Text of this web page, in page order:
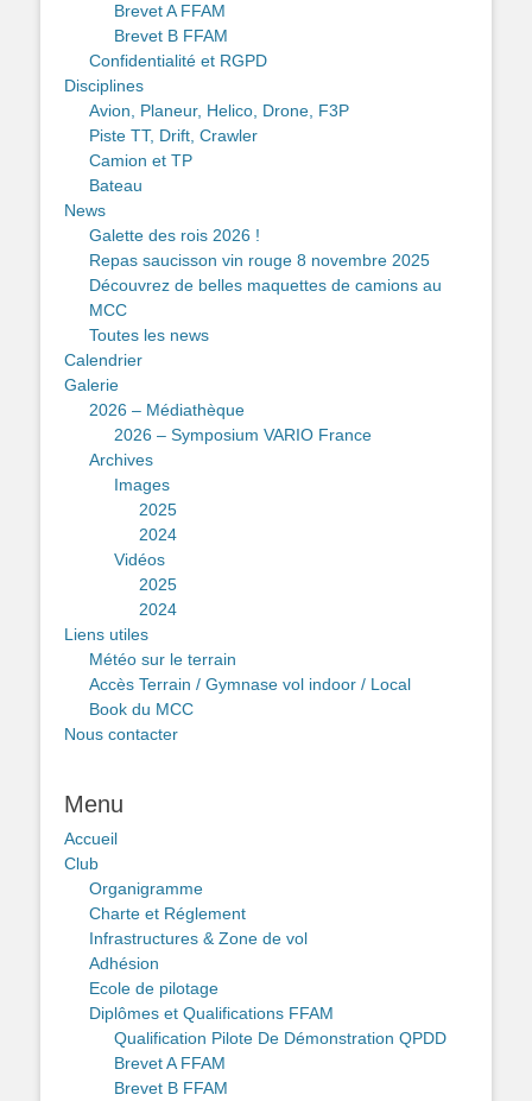
Brevet A FFAM
Brevet B FFAM
Confidentialité et RGPD
Disciplines
Avion, Planeur, Helico, Drone, F3P
Piste TT, Drift, Crawler
Camion et TP
Bateau
News
Galette des rois 2026 !
Repas saucisson vin rouge 8 novembre 2025
Découvrez de belles maquettes de camions au
MCC
Toutes les news
Calendrier
Galerie
2026 – Médiathèque
2026 – Symposium VARIO France
Archives
Images
2025
2024
Vidéos
2025
2024
Liens utiles
Météo sur le terrain
Accès Terrain / Gymnase vol indoor / Local
Book du MCC
Nous contacter
Menu
Accueil
Club
Organigramme
Charte et Réglement
Infrastructures & Zone de vol
Adhésion
Ecole de pilotage
Diplômes et Qualifications FFAM
Qualification Pilote De Démonstration QPDD
Brevet A FFAM
Brevet B FFAM